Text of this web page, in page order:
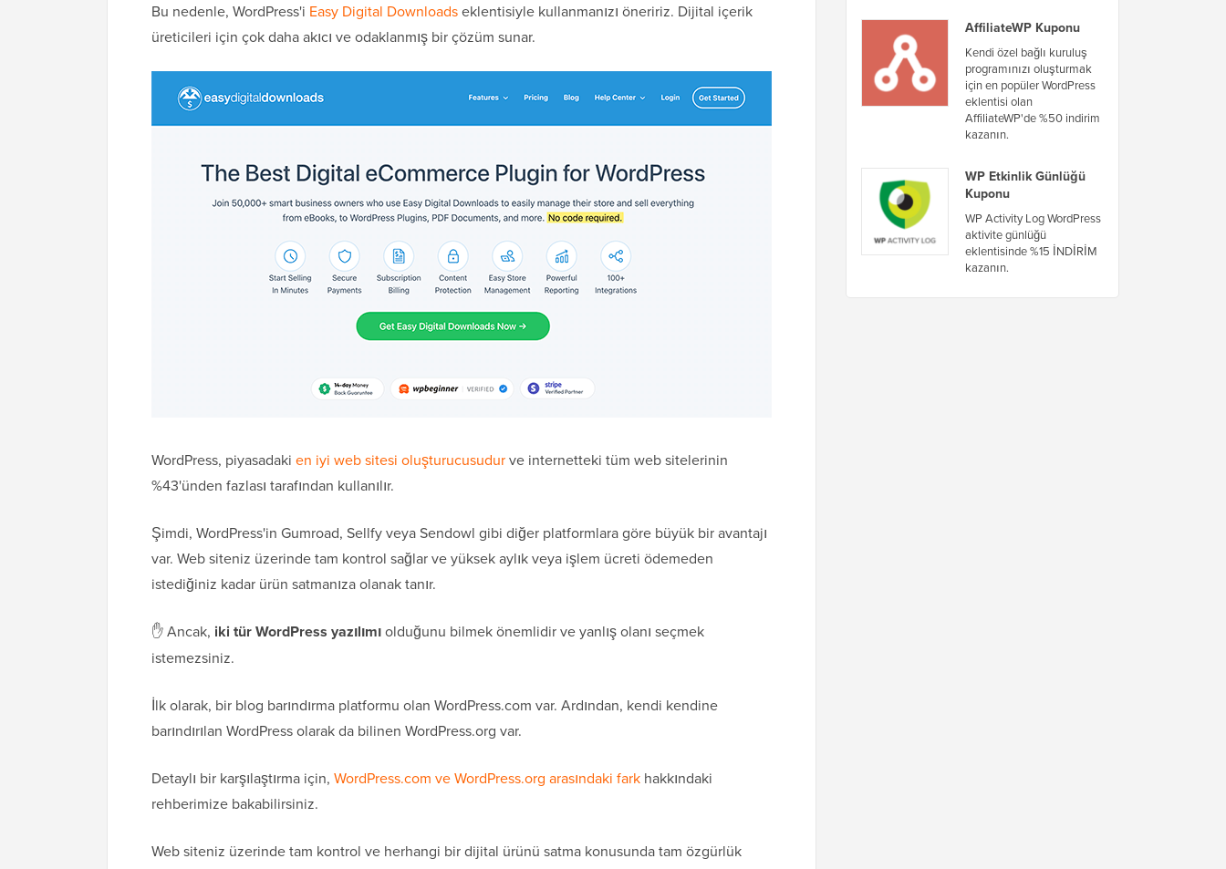
Bu nedenle, WordPress'i Easy Digital Downloadseklentisiyle kullanmanızı öneririz. Dijital içerik
üreticileri için çok daha akıcı ve odaklanmış bir çözüm sunar.
WordPress, piyasadaki en iyi web sitesi oluşturucusudurve internetteki tüm web sitelerinin
%43'ünden fazlası tarafından kullanılır.
Şimdi, WordPress'in Gumroad, Sellfy veya Sendowl gibi diğer platformlara göre büyük bir avantajı
var. Web siteniz üzerinde tam kontrol sağlar ve yüksek aylık veya işlem ücreti ödemeden
istediğiniz kadar ürün satmanıza olanak tanır.
✋ Ancak, iki tür WordPress yazılımıolduğunu bilmek önemlidir ve yanlış olanı seçmek
istemezsiniz.
İlk olarak, bir blog barındırma platformu olan WordPress.com var. Ardından, kendi kendine
barındırılan WordPress olarak da bilinen WordPress.org var.
Detaylı bir karşılaştırma için, WordPress.com ve WordPress.org arasındaki fark hakkındaki
rehberimize bakabilirsiniz.
Web siteniz üzerinde tam kontrol ve herhangi bir dijital ürünü satma konusunda tam özgürlük
AffiliateWP Kuponu
Kendi özel bağlı kuruluş
programınızı oluşturmak
için en popüler WordPress
eklentisi olan
AffiliateWP'de %50 indirim
kazanın.
WP Etkinlik Günlüğü
Kuponu
WP Activity Log WordPress
aktivite günlüğü
eklentisinde %15 İNDİRİM
kazanın.